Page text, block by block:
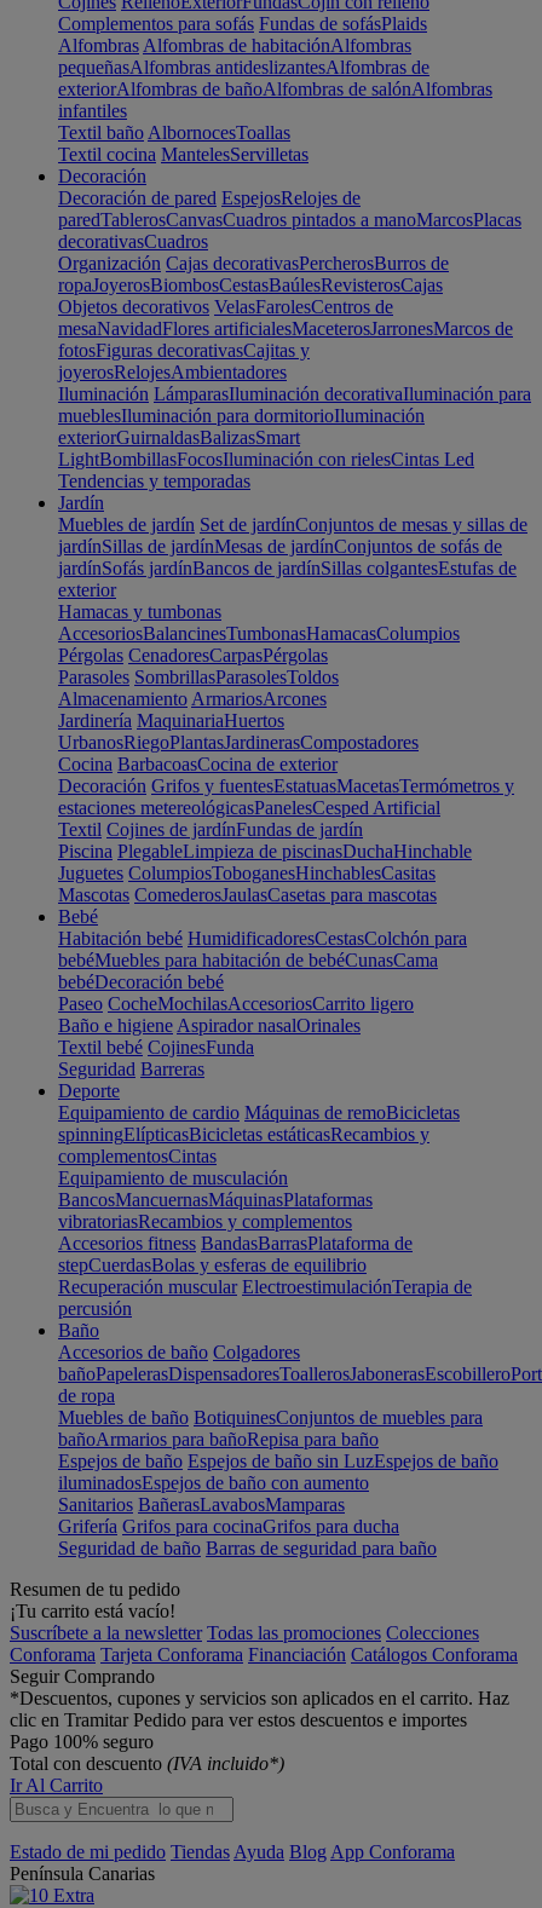
Complementos para sofás Fundas de sofásPlaids
Alfombras Alfombras de habitaciónAlfombras
pequeñasAlfombras antideslizantesAlfombras de
exteriorAlfombras de bañoAlfombras de salónAlfombras
infantiles
Textil baño AlbornocesToallas
Textil cocina MantelesServilletas
Decoración
Decoración de pared EspejosRelojes de
paredTablerosCanvasCuadros pintados a manoMarcosPlacas
decorativasCuadros
Organización Cajas decorativasPercherosBurros de
ropaJoyerosBiombosCestasBaúlesRevisterosCajas
Objetos decorativos VelasFarolesCentros de
mesaNavidadFlores artificialesMaceterosJarronesMarcos de
fotosFiguras decorativasCajitas y
joyerosRelojesAmbientadores
Iluminación LámparasIluminación decorativaIluminación para
mueblesIluminación para dormitorioIluminación
exteriorGuirnaldasBalizasSmart
LightBombillasFocosIluminación con rielesCintas Led
Tendencias y temporadas
Jardín
Muebles de jardín Set de jardínConjuntos de mesas y sillas de
jardínSillas de jardínMesas de jardínConjuntos de sofás de
jardínSofás jardínBancos de jardínSillas colgantesEstufas de
exterior
Hamacas y tumbonas
AccesoriosBalancinesTumbonasHamacasColumpios
Pérgolas CenadoresCarpasPérgolas
Parasoles SombrillasParasolesToldos
Almacenamiento ArmariosArcones
Jardinería MaquinariaHuertos
UrbanosRiegoPlantasJardinerasCompostadores
Cocina BarbacoasCocina de exterior
Decoración Grifos y fuentesEstatuasMacetasTermómetros y
estaciones metereológicasPanelesCesped Artificial
Textil Cojines de jardínFundas de jardín
Piscina PlegableLimpieza de piscinasDuchaHinchable
Juguetes ColumpiosToboganesHinchablesCasitas
Mascotas ComederosJaulasCasetas para mascotas
Bebé
Habitación bebé HumidificadoresCestasColchón para
bebéMuebles para habitación de bebéCunasCama
bebéDecoración bebé
Paseo CocheMochilasAccesoriosCarrito ligero
Baño e higiene Aspirador nasalOrinales
Textil bebé CojinesFunda
Seguridad Barreras
Deporte
Equipamiento de cardio Máquinas de remoBicicletas
spinningElípticasBicicletas estáticasRecambios y
complementosCintas
Equipamiento de musculación
BancosMancuernasMáquinasPlataformas
vibratoriasRecambios y complementos
Accesorios fitness BandasBarrasPlataforma de
stepCuerdasBolas y esferas de equilibrio
Recuperación muscular ElectroestimulaciónTerapia de
percusión
Baño
Accesorios de baño Colgadores
bañoPapelerasDispensadoresToallerosJabonerasEscobillero
de ropa
Muebles de baño BotiquinesConjuntos de muebles para
bañoArmarios para bañoRepisa para baño
Espejos de baño Espejos de baño sin LuzEspejos de baño
iluminadosEspejos de baño con aumento
Sanitarios BañerasLavabosMamparas
Grifería Grifos para cocinaGrifos para ducha
Seguridad de baño Barras de seguridad para baño
Resumen de tu pedido
¡Tu carrito está vacío!
Suscríbete a la newsletter Todas las promociones Colecciones
Conforama Tarjeta Conforama Financiación Catálogos Conforama
Seguir Comprando
*Descuentos, cupones y servicios son aplicados en el carrito. Haz
clic en Tramitar Pedido para ver estos descuentos e importes
Pago 100% seguro
Total con descuento (IVA incluido*)
Ir Al Carrito
Estado de mi pedido Tiendas Ayuda Blog App Conforama
Península Canarias